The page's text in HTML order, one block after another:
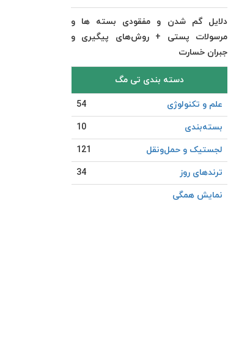
دلایل گم شدن و مفقودی بسته ها و
مرسولات پستی + روش‌های پیگیری و
جبران خسارت
دسته بندی تی مگ
علم و تکنولوژی
54
بسته‌بندی
10
لجستیک و حمل‎‌و‎نقل
121
ترندهای روز
34
نمایش همگی